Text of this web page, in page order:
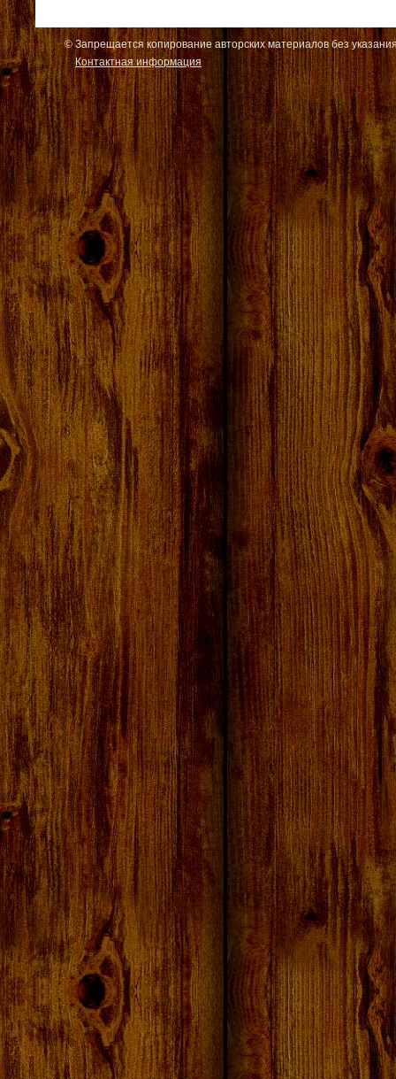
© Запрещается копирование авторских материалов без
Контактная информация